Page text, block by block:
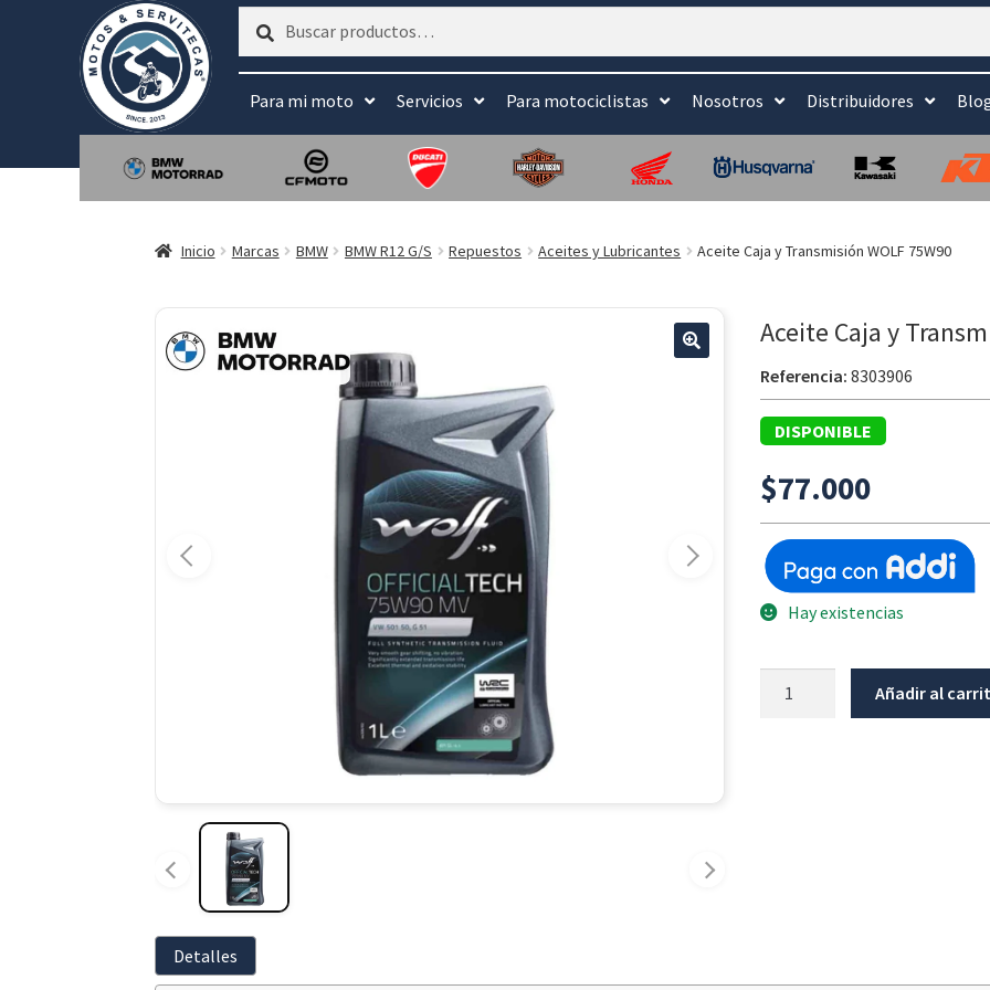
Buscar
Buscar
Para mi moto Servicios Para motociclistas Nosotros Distribuidores
Inicio Marcas BMW BMW R12 G/S Repuestos Aceites y Lubricantes Aceite Caja y Transmisión WOLF 75W90
Aceite Caja y
Referencia: 8303906
DISPONIBLE
$77.000
Hay existencias
Añadir al
Detalles